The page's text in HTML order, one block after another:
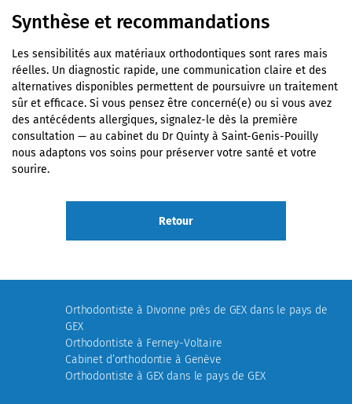
Synthèse et recommandations
Les sensibilités aux matériaux orthodontiques sont rares mais
réelles. Un diagnostic rapide, une communication claire et des
alternatives disponibles permettent de poursuivre un traitement
sûr et efficace. Si vous pensez être concerné(e) ou si vous avez
des antécédents allergiques, signalez-le dès la première
consultation — au cabinet du Dr Quinty à Saint-Genis-Pouilly
nous adaptons vos soins pour préserver votre santé et votre
sourire.
Retour
Orthodontiste à Divonne près de GEX dans le pays de
GEX
Orthodontiste à Ferney-Voltaire
Cabinet d’orthodontie à Genève
Orthodontiste à GEX dans le pays de GEX